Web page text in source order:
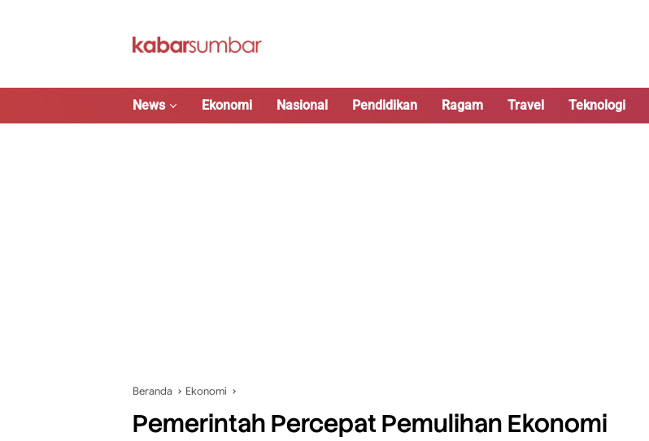
News Ekonomi Nasional Pendidikan Ragam Travel Teknologi
Beranda Ekonomi
Pemerintah Percepat Pemulihan Ekonomi